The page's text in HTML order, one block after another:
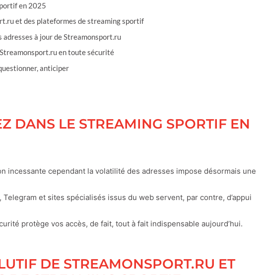
en 2025
et des plateformes de streaming sportif
à jour de Streamonsport.ru
en toute sécurité
anticiper
DANS LE STREAMING SPORTIF EN
incessante cependant la volatilité des adresses impose désormais une
et sites spécialisés issus du web servent, par contre, d’appui
protège vos accès, de fait, tout à fait indispensable aujourd’hui.
DE STREAMONSPORT.RU ET